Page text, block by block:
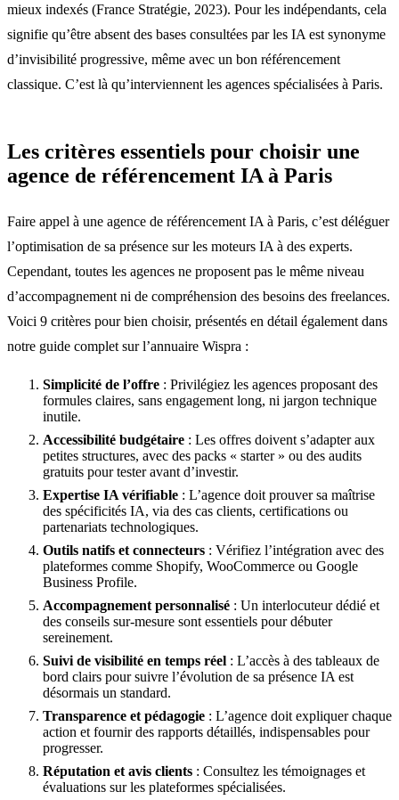
mieux indexés (France Stratégie, 2023). Pour les indépendants, cela
signifie qu’être absent des bases consultées par les IA est synonyme
d’invisibilité progressive, même avec un bon référencement
classique. C’est là qu’interviennent les agences spécialisées à Paris.
Les critères essentiels pour choisir une
agence de référencement IA à Paris
Faire appel à une agence de référencement IA à Paris, c’est déléguer
l’optimisation de sa présence sur les moteurs IA à des experts.
Cependant, toutes les agences ne proposent pas le même niveau
d’accompagnement ni de compréhension des besoins des freelances.
Voici 9 critères pour bien choisir, présentés en détail également dans
notre guide complet sur l’annuaire Wispra :
Simplicité de l’offre : Privilégiez les agences proposant des
formules claires, sans engagement long, ni jargon technique
inutile.
Accessibilité budgétaire : Les offres doivent s’adapter aux
petites structures, avec des packs « starter » ou des audits
gratuits pour tester avant d’investir.
Expertise IA vérifiable : L’agence doit prouver sa maîtrise
des spécificités IA, via des cas clients, certifications ou
partenariats technologiques.
Outils natifs et connecteurs : Vérifiez l’intégration avec des
plateformes comme Shopify, WooCommerce ou Google
Business Profile.
Accompagnement personnalisé : Un interlocuteur dédié et
des conseils sur-mesure sont essentiels pour débuter
sereinement.
Suivi de visibilité en temps réel : L’accès à des tableaux de
bord clairs pour suivre l’évolution de sa présence IA est
désormais un standard.
Transparence et pédagogie : L’agence doit expliquer chaque
action et fournir des rapports détaillés, indispensables pour
progresser.
Réputation et avis clients : Consultez les témoignages et
évaluations sur les plateformes spécialisées.